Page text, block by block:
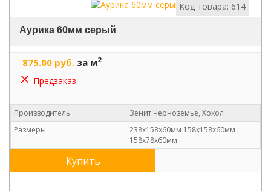
Код товара: 614
Аурика 60мм серый
875.00 руб. за м2
Предзаказ
Производитель
Зенит Черноземье, Хохол
Размеры
238х158х60мм 158х158х60мм
158х78х60мм
Купить